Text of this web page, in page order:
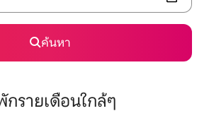
ค้นหา
รายเดือนใกล้ๆ